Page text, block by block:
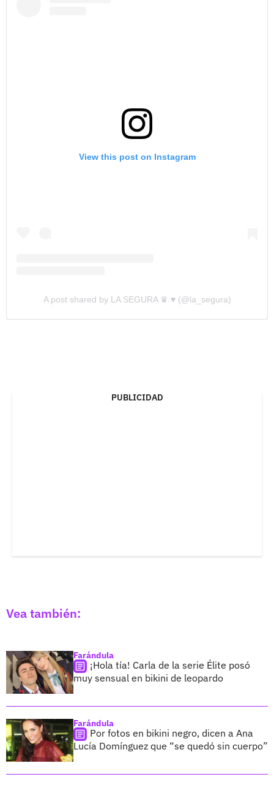
View this post on Instagram
A post shared by LA SEGURA ♛ ♥ (@la_segura)
PUBLICIDAD
Vea también:
Farándula
¡Hola tía! Carla de la serie Élite posó
muy sensual en bikini de leopardo
Farándula
Por fotos en bikini negro, dicen a Ana
Lucía Domínguez que “se quedó sin cuerpo”